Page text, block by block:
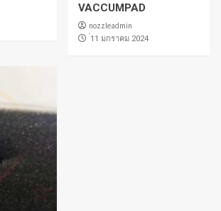
VACCUMPAD
nozzleadmin
่11 มกราคม 2024